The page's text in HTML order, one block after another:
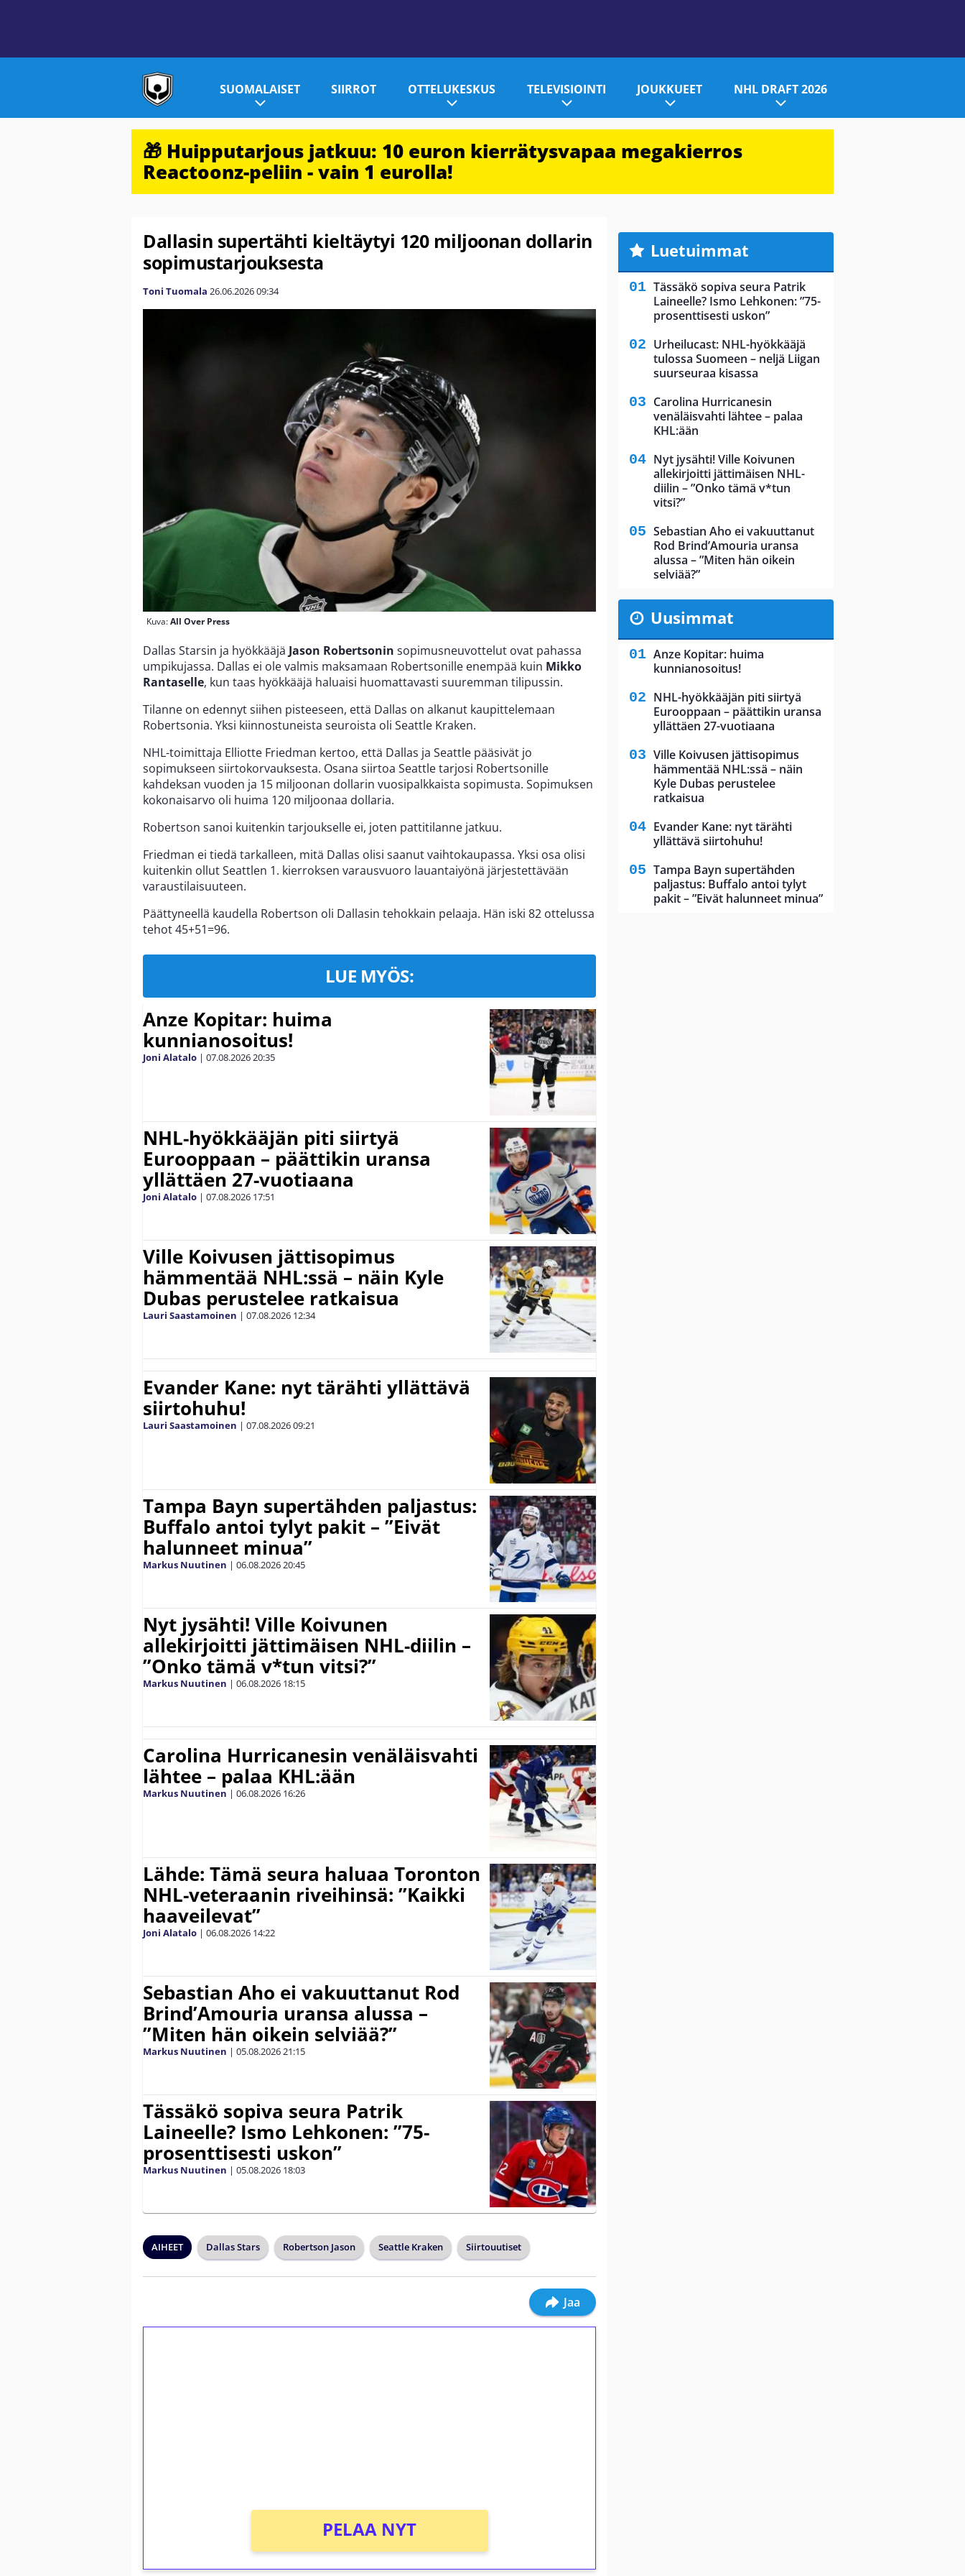
SUOMALAISET SIIRROT OTTELUKESKUS TELEVISIOINTI JOUKKUEET NHL DRAFT 2026
🎁 Huipputarjous jatkuu: 10 euron kierrätysvapaa megakierros
Reactoonz-peliin - vain 1 eurolla!
Dallasin supertähti kieltäytyi 120 miljoonan dollarin
sopimustarjouksesta
Toni Tuomala 26.06.202609:34
Kuva:All Over Press
Dallas Starsin ja hyökkääjä Jason Robertsonin sopimusneuvottelut ovat pahassa
umpikujassa. Dallas ei ole valmis maksamaan Robertsonille enempää kuin Mikko
Rantaselle, kun taas hyökkääjä haluaisi huomattavasti suuremman tilipussin.
Tilanne on edennyt siihen pisteeseen, että Dallas on alkanut kaupittelemaan
Robertsonia. Yksi kiinnostuneista seuroista oli Seattle Kraken.
NHL-toimittaja Elliotte Friedman kertoo, että Dallas ja Seattle pääsivät jo
sopimukseen siirtokorvauksesta. Osana siirtoa Seattle tarjosi Robertsonille
kahdeksan vuoden ja 15 miljoonan dollarin vuosipalkkaista sopimusta. Sopimuksen
kokonaisarvo oli huima 120 miljoonaa dollaria.
Robertson sanoi kuitenkin tarjoukselle ei, joten pattitilanne jatkuu.
Friedman ei tiedä tarkalleen, mitä Dallas olisi saanut vaihtokaupassa. Yksi osa olisi
kuitenkin ollut Seattlen 1. kierroksen varausvuoro lauantaiyönä järjestettävään
varaustilaisuuteen.
Päättyneellä kaudella Robertson oli Dallasin tehokkain pelaaja. Hän iski 82 ottelussa
tehot 45+51=96.
LUE MYÖS:
Anze Kopitar: huima
kunnianosoitus!
Joni Alatalo | 07.08.202620:35
NHL-hyökkääjän piti siirtyä
Eurooppaan – päättikin uransa
yllättäen 27-vuotiaana
Joni Alatalo | 07.08.2026 17:51
Ville Koivusen jättisopimus
hämmentää NHL:ssä – näin Kyle
Dubas perustelee ratkaisua
Lauri Saastamoinen | 07.08.2026 12:34
Evander Kane: nyt tärähti yllättävä
siirtohuhu!
Lauri Saastamoinen | 07.08.202609:21
Tampa Bayn supertähden paljastus:
Buffalo antoi tylyt pakit – ”Eivät
halunneet minua”
Markus Nuutinen | 06.08.202620:45
Nyt jysähti! Ville Koivunen
allekirjoitti jättimäisen NHL-diilin –
”Onko tämä v*tun vitsi?”
Markus Nuutinen | 06.08.2026 18:15
Carolina Hurricanesin venäläisvahti
lähtee – palaa KHL:ään
Markus Nuutinen | 06.08.2026 16:26
Lähde: Tämä seura haluaa Toronton
NHL-veteraanin riveihinsä: ”Kaikki
haaveilevat”
Joni Alatalo | 06.08.2026 14:22
Sebastian Aho ei vakuuttanut Rod
Brind’Amouria uransa alussa –
”Miten hän oikein selviää?”
Markus Nuutinen | 05.08.202621:15
Tässäkö sopiva seura Patrik
Laineelle? Ismo Lehkonen: ”75-
prosenttisesti uskon”
Markus Nuutinen | 05.08.2026 18:03
AIHEET Dallas Stars Robertson Jason Seattle Kraken Siirtouutiset
Jaa
PELAA NYT
Luetuimmat
Tässäkö sopiva seura Patrik
Laineelle? Ismo Lehkonen: ”75-
prosenttisesti uskon”
Urheilucast: NHL-hyökkääjä
tulossa Suomeen – neljä Liigan
suurseuraa kisassa
Carolina Hurricanesin
venäläisvahti lähtee – palaa
KHL:ään
Nyt jysähti! Ville Koivunen
allekirjoitti jättimäisen NHL-
diilin – ”Onko tämä v*tun
vitsi?”
Sebastian Aho ei vakuuttanut
Rod Brind’Amouria uransa
alussa – ”Miten hän oikein
selviää?”
Uusimmat
Anze Kopitar: huima
kunnianosoitus!
NHL-hyökkääjän piti siirtyä
Eurooppaan – päättikin uransa
yllättäen 27-vuotiaana
Ville Koivusen jättisopimus
hämmentää NHL:ssä – näin
Kyle Dubas perustelee
ratkaisua
Evander Kane: nyt tärähti
yllättävä siirtohuhu!
Tampa Bayn supertähden
paljastus: Buffalo antoi tylyt
pakit – ”Eivät halunneet minua”